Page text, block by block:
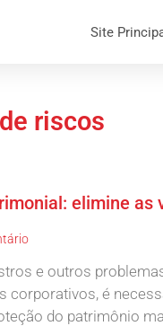
Site
riscos
elimine as
e outros
corporativos, é
do patrimônio